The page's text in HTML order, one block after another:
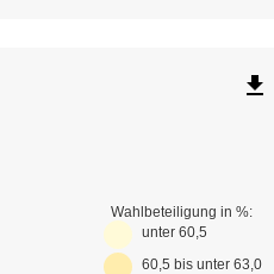
Wahlbeteiligung in %:
unter 60,5
60,5 bis unter 63,0
file_download